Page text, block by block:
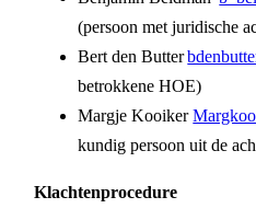
(persoon met juridische
Bert den Butter
betrokkene HOE)
Margje Kooiker
kundig persoon uit de
Klachtenprocedure